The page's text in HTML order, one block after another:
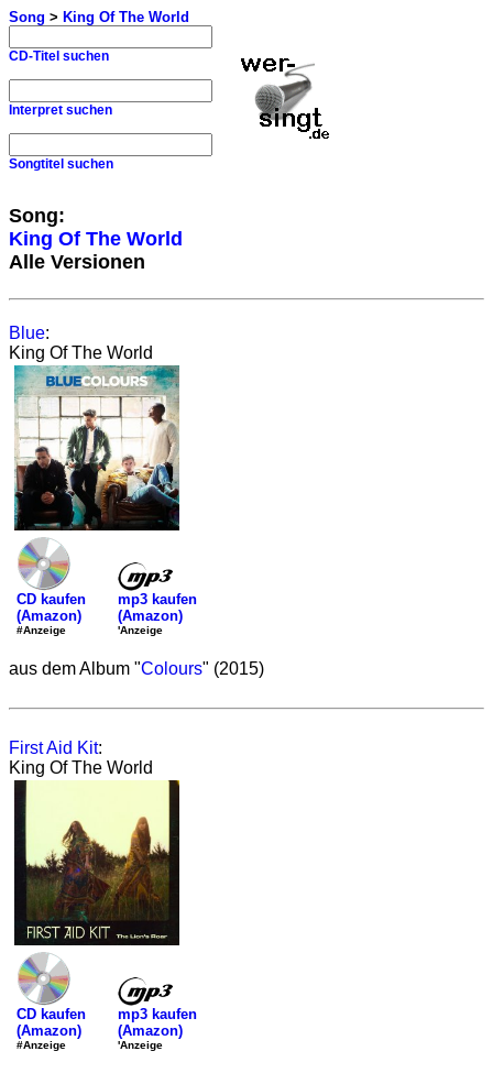
Song > King Of The World
CD-Titel suchen
Interpret suchen
Songtitel suchen
Song:
King Of The World
Alle Versionen
Blue:
King Of The World
CD kaufen
(Amazon)
#Anzeige
mp3 kaufen
(Amazon)
'Anzeige
aus dem Album "Colours" (2015)
First Aid Kit:
King Of The World
CD kaufen
(Amazon)
#Anzeige
mp3 kaufen
(Amazon)
'Anzeige